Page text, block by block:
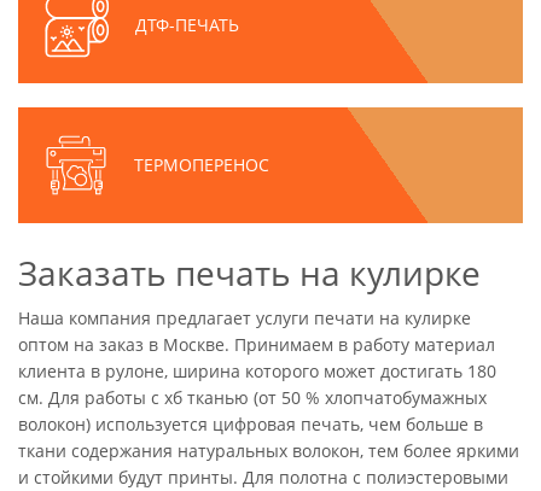
ДТФ-ПЕЧАТЬ
ТЕРМОПЕРЕНОС
Заказать печать на кулирке
Наша компания предлагает услуги печати на кулирке
оптом на заказ в Москве. Принимаем в работу материал
клиента в рулоне, ширина которого может достигать 180
см. Для работы с хб тканью (от 50 % хлопчатобумажных
волокон) используется цифровая печать, чем больше в
ткани содержания натуральных волокон, тем более яркими
и стойкими будут принты. Для полотна с полиэстеровыми